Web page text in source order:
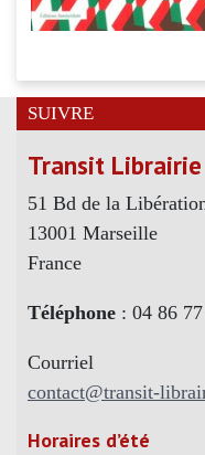
SUIVRE
Transit Librairie
51 Bd de la
13001 Marseille
France
Téléphone : 04 86
Courriel
contact@transit-
Horaires d’été